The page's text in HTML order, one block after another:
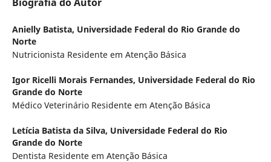
Anielly Batista, Universidade Federal do Rio Grande do
Norte
Nutricionista Residente em Atenção Básica
Igor Ricelli Morais Fernandes, Universidade Federal do Rio
Grande do Norte
Médico Veterinário Residente em Atenção Básica
Letícia Batista da Silva, Universidade Federal do Rio
Grande do Norte
Dentista Residente em Atenção Básica